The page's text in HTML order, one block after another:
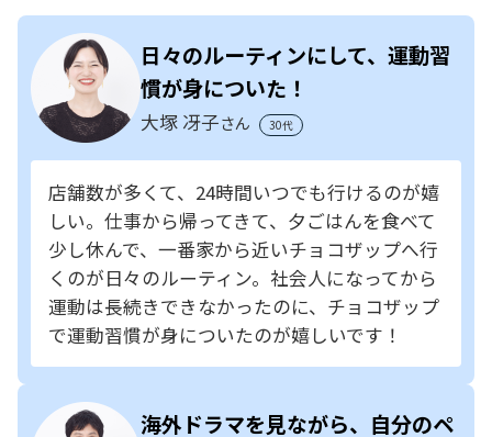
日々のルーティンにして、運動習
慣が身についた！
大塚 冴子さん 30代
店舗数が多くて、24時間いつでも行けるのが嬉
しい。仕事から帰ってきて、夕ごはんを食べて
少し休んで、一番家から近いチョコザップへ行
くのが日々のルーティン。社会人になってから
運動は長続きできなかったのに、チョコザップ
で運動習慣が身についたのが嬉しいです！
海外ドラマを見ながら、自分のペ